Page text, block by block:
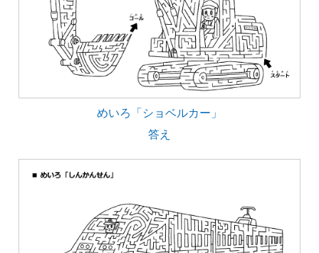
めいろ「ショベルカー」
答え